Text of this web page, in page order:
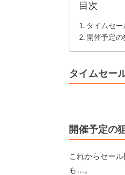
目次
タイムセー
開催予定
タイムセー
開催予定の
これからセー
も…。